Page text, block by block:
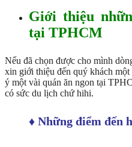
Giới thiệu
tại TPHCM
Nếu đã chọn được cho mình
xin giới thiệu đến quý khách một
ý một vài quán ăn ngon tại
có sức du lịch chứ hihi.
♦ Những điểm đến